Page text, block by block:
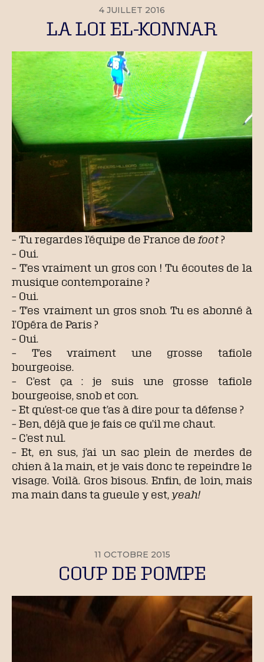
4 JUILLET 2016
LA LOI EL-KONNAR
– Tu regardes l’équipe de France de foot?
– Oui.
– T’es vraiment un gros con ! Tu écoutes de la
musique contemporaine ?
– Oui.
– T’es vraiment un gros snob. Tu es abonné à
l’Opéra de Paris ?
– Oui.
– T’es vraiment une grosse tafiole
bourgeoise.
– C’est ça : je suis une grosse tafiole
bourgeoise, snob et con.
– Et qu’est-ce que t’as à dire pour ta défense ?
– Ben, déjà que je fais ce qu’il me chaut.
– C’est nul.
– Et, en sus, j’ai un sac plein de merdes de
chien à la main, et je vais donc te repeindre le
visage. Voilà. Gros bisous. Enfin, de loin, mais
ma main dans ta gueule y est, yeah!
11 OCTOBRE 2015
COUP DE POMPE